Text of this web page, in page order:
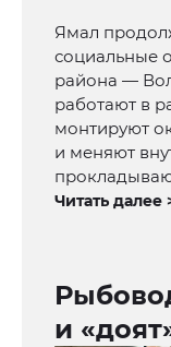
Ямал
социальные
района —
работают в
монтируют
и меняют
Читать далее
и